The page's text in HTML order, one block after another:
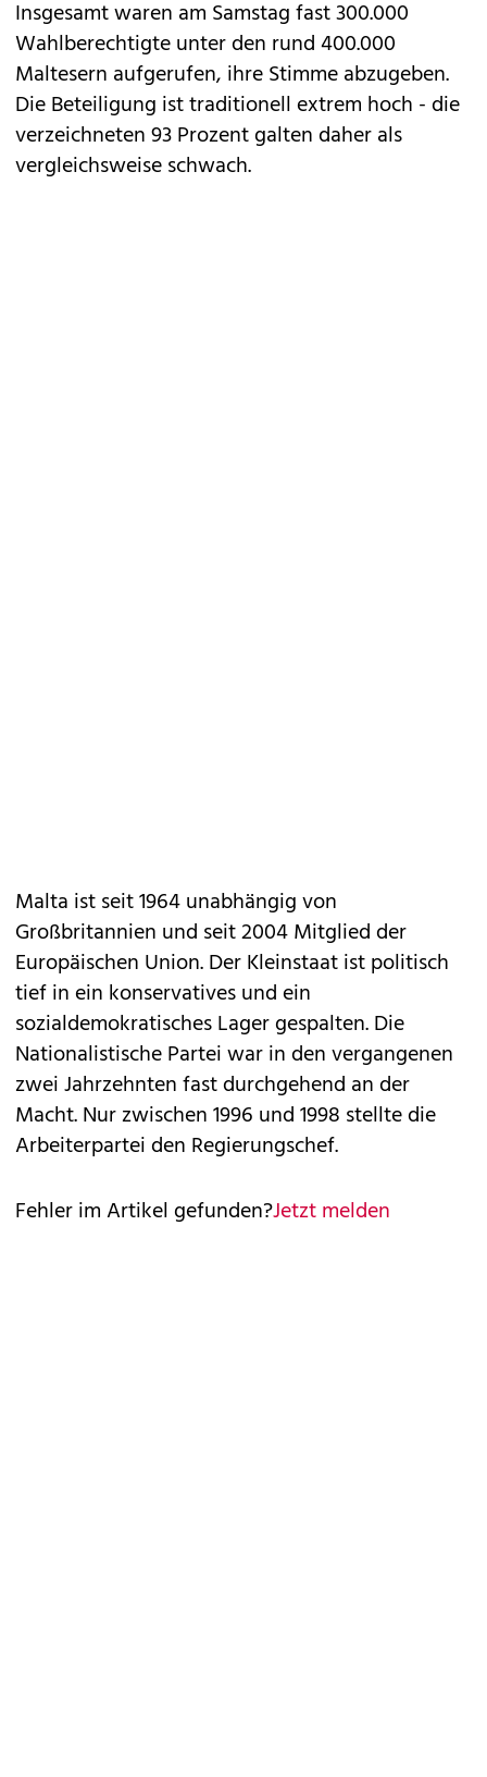
Insgesamt waren am Samstag fast 300.000
Wahlberechtigte unter den rund 400.000
Maltesern aufgerufen, ihre Stimme abzugeben.
Die Beteiligung ist traditionell extrem hoch - die
verzeichneten 93 Prozent galten daher als
vergleichsweise schwach.
Malta ist seit 1964 unabhängig von
Großbritannien und seit 2004 Mitglied der
Europäischen Union. Der Kleinstaat ist politisch
tief in ein konservatives und ein
sozialdemokratisches Lager gespalten. Die
Nationalistische Partei war in den vergangenen
zwei Jahrzehnten fast durchgehend an der
Macht. Nur zwischen 1996 und 1998 stellte die
Arbeiterpartei den Regierungschef.
Fehler im Artikel gefunden?Jetzt melden